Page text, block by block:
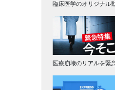
臨床医学のオリジナル
医療崩壊のリアルを緊